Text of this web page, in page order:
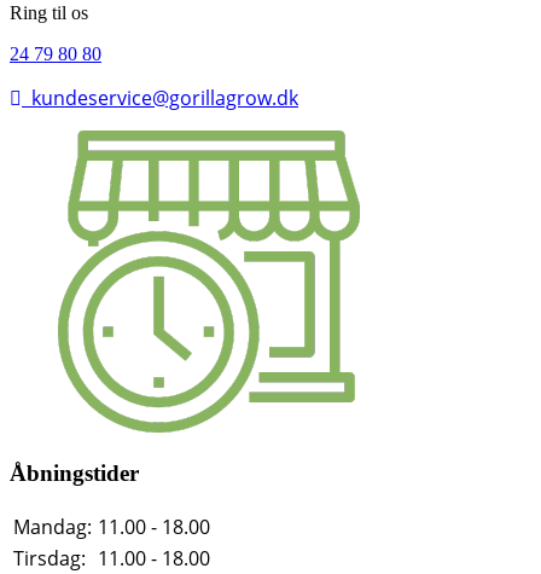
Ring til os
24 79 80 80
kundeservice@gorillagrow.dk
Åbningstider
Mandag: 11.00 - 18.00
Tirsdag: 11.00 - 18.00